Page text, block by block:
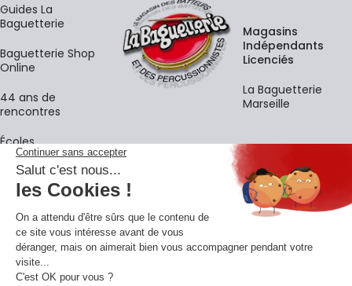
Guides La
Baguetterie
Baguetterie Shop
Online
44 ans de
rencontres
Écoles
Magasins
Indépendants
Licenciés
La Baguetterie
Marseille
La newsletter
Adresse e-mail
En vous inscrivant à notre newsletter, vous acceptez notre
confidentialité.
Retrouvons-nous sur